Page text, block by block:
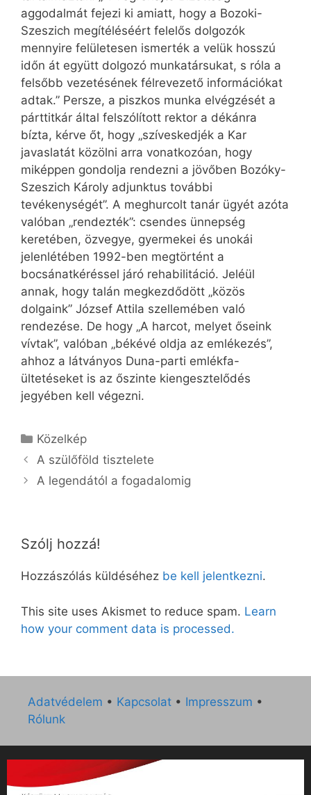
aggodalmát fejezi ki amiatt, hogy a Bozoki-
Szeszich megítéléséért felelős dolgozók
mennyire felületesen ismerték a velük hosszú
időn át együtt dolgozó munkatársukat, s róla a
felsőbb vezetésének félrevezető információkat
adtak.” Persze, a piszkos munka elvégzését a
párttitkár által felszólított rektor a dékánra
bízta, kérve őt, hogy „szíveskedjék a Kar
javaslatát közölni arra vonatkozóan, hogy
miképpen gondolja rendezni a jövőben Bozóky-
Szeszich Károly adjunktus további
tevékenységét”. A meghurcolt tanár ügyét azóta
valóban „rendezték”: csendes ünnepség
keretében, özvegye, gyermekei és unokái
jelenlétében 1992-ben megtörtént a
bocsánatkéréssel járó rehabilitáció. Jeléül
annak, hogy talán megkezdődött „közös
dolgaink” József Attila szellemében való
rendezése. De hogy „A harcot, melyet őseink
vívtak”, valóban „békévé oldja az emlékezés”,
ahhoz a látványos Duna-parti emlékfa-
ültetéseket is az őszinte kiengesztelődés
jegyében kell végezni.
Kategória
Közelkép
A szülőföld tisztelete
A legendától a fogadalomig
Szólj hozzá!
Hozzászólás küldéséhez be kell jelentkezni.
This site uses Akismet to reduce spam. Learn
how your comment data is processed.
Adatvédelem • Kapcsolat • Impresszum •
Rólunk